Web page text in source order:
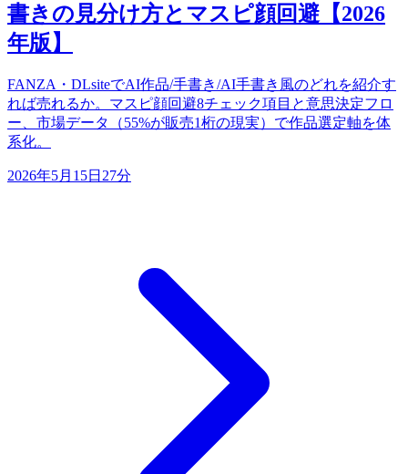
書きの見分け方とマスピ顔回避【2026
年版】
FANZA・DLsiteでAI作品/手書き/AI手書き風のどれを紹介す
れば売れるか。マスピ顔回避8チェック項目と意思決定フロ
ー、市場データ（55%が販売1桁の現実）で作品選定軸を体
系化。
2026年5月15日 27分